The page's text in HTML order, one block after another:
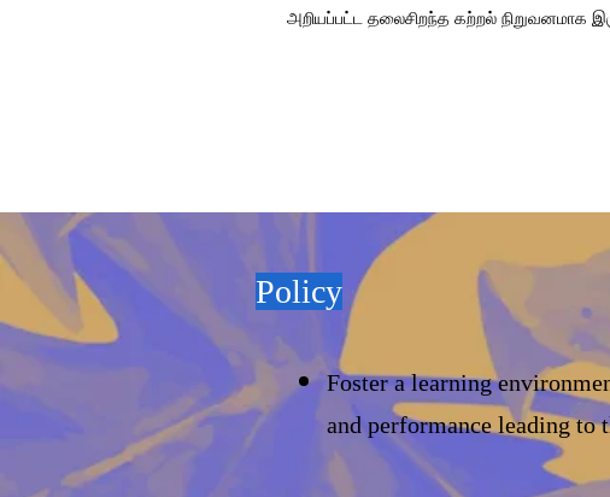
அறியப்பட்ட தலைசிறந்த கற்றல் நிறுவனமாக
Policy
Foster a learning
and performanceleading to